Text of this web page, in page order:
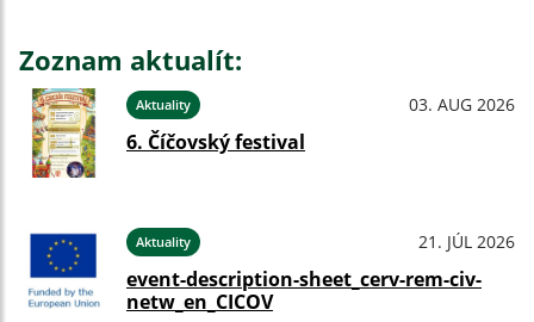
Zoznam aktualít:
Aktuality 03. AUG 2026
6. Číčovský festival
Aktuality 21. JÚL 2026
event-description-sheet_cerv-rem-civ-
netw_en_CICOV